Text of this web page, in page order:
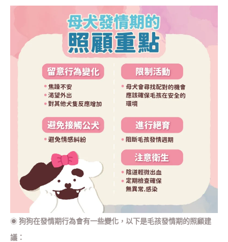
◉ 狗狗在發情期行為會有一些變化，以下是毛孩發情期的照顧建
議：